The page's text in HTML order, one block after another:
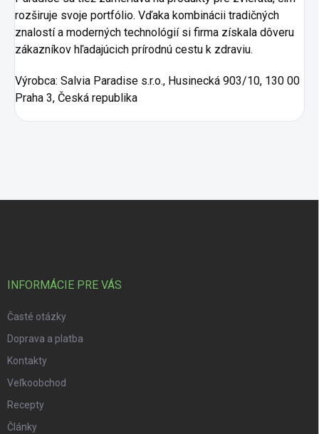
rozširuje svoje portfólio. Vďaka kombinácii tradičných
znalostí a moderných technológií si firma získala dôveru
zákazníkov hľadajúcich prírodnú cestu k zdraviu.
Výrobca: Salvia Paradise s.r.o., Husinecká 903/10, 130 00
Praha 3, Česká republika
INFORMÁCIE PRE VÁS
Časté otázky
Doprava a platba
Kontakty
Veľkoobchod
Recepty
Články